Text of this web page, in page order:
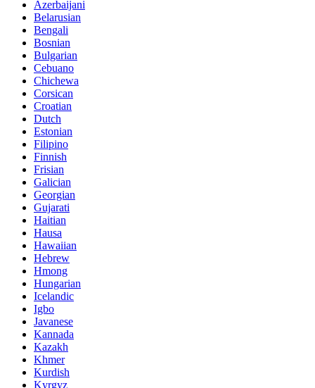
Azerbaijani
Belarusian
Bengali
Bosnian
Bulgarian
Cebuano
Chichewa
Corsican
Croatian
Dutch
Estonian
Filipino
Finnish
Frisian
Galician
Georgian
Gujarati
Haitian
Hausa
Hawaiian
Hebrew
Hmong
Hungarian
Icelandic
Igbo
Javanese
Kannada
Kazakh
Khmer
Kurdish
Kyrgyz